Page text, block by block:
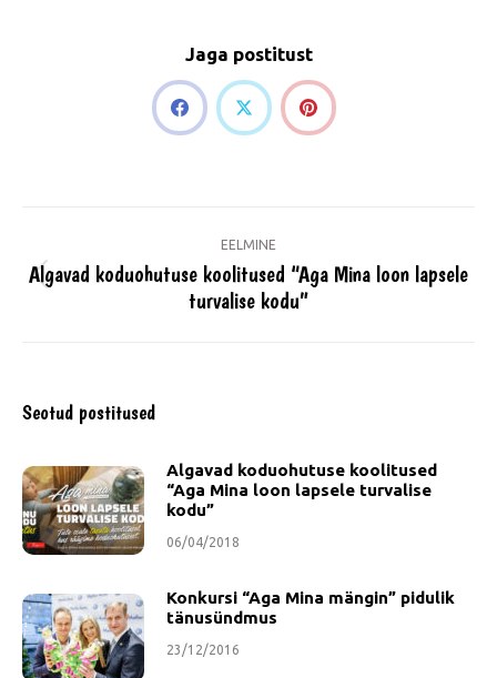
Jaga postitust
Share Share Share
navigation
EELMINE
Previous
post:
Algavad koduohutuse koolitused “Aga Mina loon lapsele
turvalise kodu”
Seotud postitused
Algavad koduohutuse koolitused
“Aga Mina loon lapsele turvalise
kodu”
06/04/2018
Konkursi “Aga Mina mängin” pidulik
tänusündmus
23/12/2016